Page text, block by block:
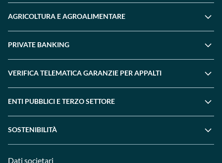
AGRICOLTURA E AGROALIMENTARE
PRIVATE BANKING
VERIFICA TELEMATICA GARANZIE PER APPALTI
ENTI PUBBLICI E TERZO SETTORE
SOSTENIBILITÀ
Dati societari